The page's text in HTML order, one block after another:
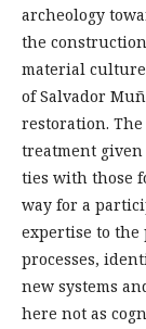
archeology
the
material
of Salvador
restoration.
treatment
ties with those
way for a
expertise to
processes,
new systems
here not as